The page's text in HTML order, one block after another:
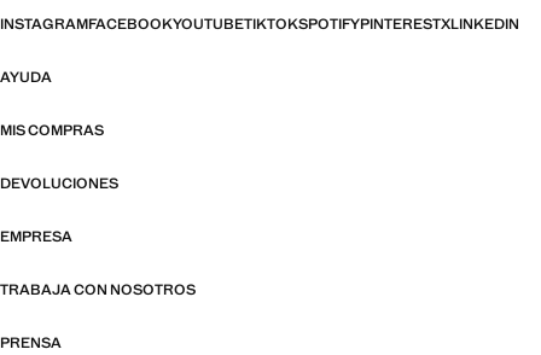
INSTAGRAMFACEBOOKYOUTUBETIKTOKSPOTIFYPINTERESTXLINKEDIN
AYUDA
MIS COMPRAS
DEVOLUCIONES
EMPRESA
TRABAJA CON NOSOTROS
PRENSA